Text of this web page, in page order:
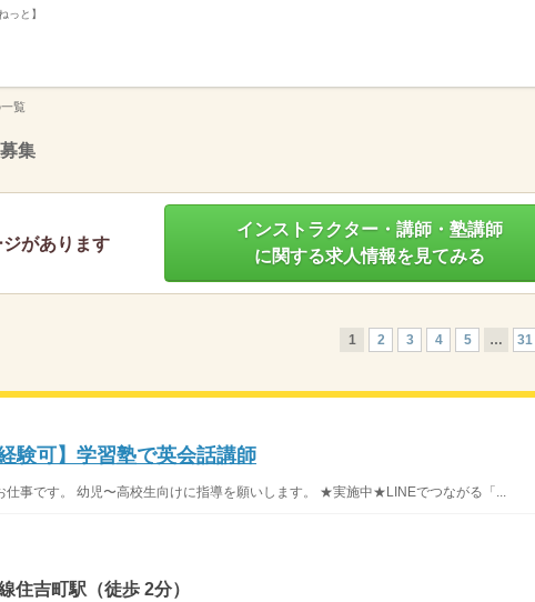
っと】
覧
集
があります
インストラクター・講師・塾講師
に関する求人情報を見てみる
1 2 3 4 5 … 31
験可】学習塾で英会話講師
仕事です。 幼児〜高校生向けに指導を願いします。 ★実施中★LINEでつながる「...
住吉町駅（徒歩 2分）